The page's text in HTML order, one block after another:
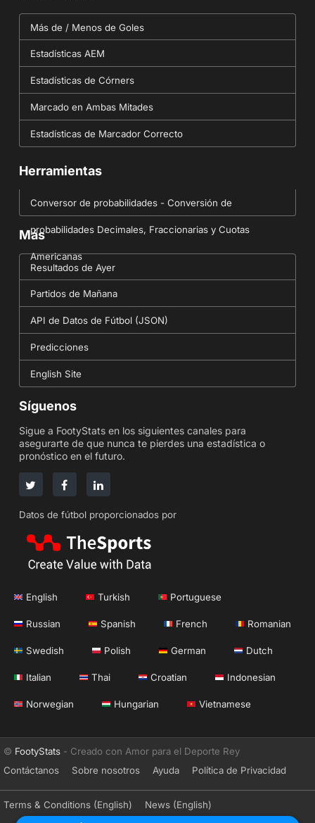
Más de / Menos de Goles
Estadísticas AEM
Estadísticas de Córners
Marcado en Ambas Mitades
Estadísticas de Marcador Correcto
Herramientas
Conversor de probabilidades - Conversión de
probabilidades Decimales, Fraccionarias y Cuotas
Americanas
Más
Resultados de Ayer
Partidos de Mañana
API de Datos de Fútbol (JSON)
Predicciones
English Site
Síguenos
Sigue a FootyStats en los siguientes canales para
asegurarte de que nunca te pierdes una estadística o
pronóstico en el futuro.
Datos de fútbol proporcionados por
English Turkish Portuguese
Russian Spanish French Romanian
Swedish Polish German Dutch
Italian Thai Croatian Indonesian
Norwegian Hungarian Vietnamese
© FootyStats - Creado con Amor para el Deporte Rey
Contáctanos
Sobre nosotros Ayuda Política de Privacidad
Terms & Conditions (English) News (English)